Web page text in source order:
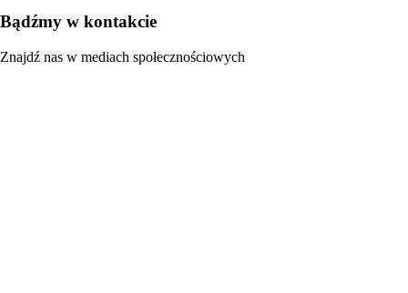
Bądźmy w kontakcie
Znajdź nas w mediach społecznościowych